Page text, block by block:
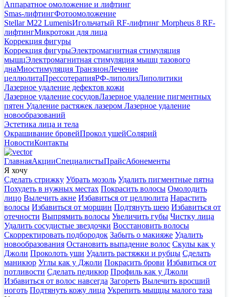
Аппаратное омоложение и лифтинг
Smas-лифтингФотоомоложение
Stellar M22 LumenisИгольчатый RF-лифтинг Morpheus 8 RF-
лифтингМикротоки для лица
Коррекция фигуры
Коррекция фигурыЭлектромагнитная стимуляция
мышцЭлектромагнитная стимуляция мышц тазового
днаМиостимуляция ТранзионЛечение
целлюлитаПрессотерапияРФ-липолизЛиполитики
Лазерное удаление дефектов кожи
Лазерное удаление сосудовЛазерное удаление пигментных
пятен Удаление растяжек лазером Лазерное удаление
новообразований
Эстетика лица и тела
Окрашивание бровейПрокол ушейСолярий
НовостиКонтакты
ГлавнаяАкцииСпециалистыПрайсАбонементы
Я хочу
Сделать стрижку Убрать мозоль Удалить пигментные пятна
Похудеть в нужных местах Покрасить волосы Омолодить
лицо Вылечить акне Избавиться от целлюлита Нарастить
волосы Избавиться от морщин Подтянуть шею Избавиться от
отечности Выпрямить волосы Увеличить губы Чистку лица
Удалить сосудистые звездочки Восстановить волосы
Скорректировать подбородок Забыть о макияже Удалить
новообразования Остановить выпадение волос Скулы как у
Джоли Проколоть уши Удалить растяжки и рубцы Сделать
маникюр Углы как у Джоли Покрасить брови Избавиться от
потливости Сделать педикюр Профиль как у Джоли
Избавиться от волос навсегда Загореть Вылечить вросший
ноготь Подтянуть кожу лица Укрепить мыщцы малого таза